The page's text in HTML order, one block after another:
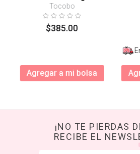
Tocobo
$385.00
Agregar a mi bolsa
¡NO TE PIERDAS
RECIBE EL